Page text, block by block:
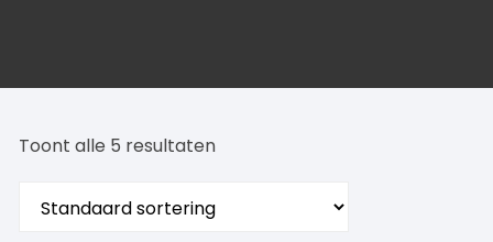
Toont alle 5 resultaten